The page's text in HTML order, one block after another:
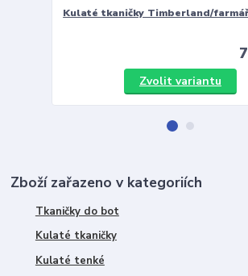
Kulaté tkaničky Timberland/
Zvolit variantu
Zboží zařazeno v kategoriích
Tkaničky do bot
Kulaté tkaničky
Kulaté tenké